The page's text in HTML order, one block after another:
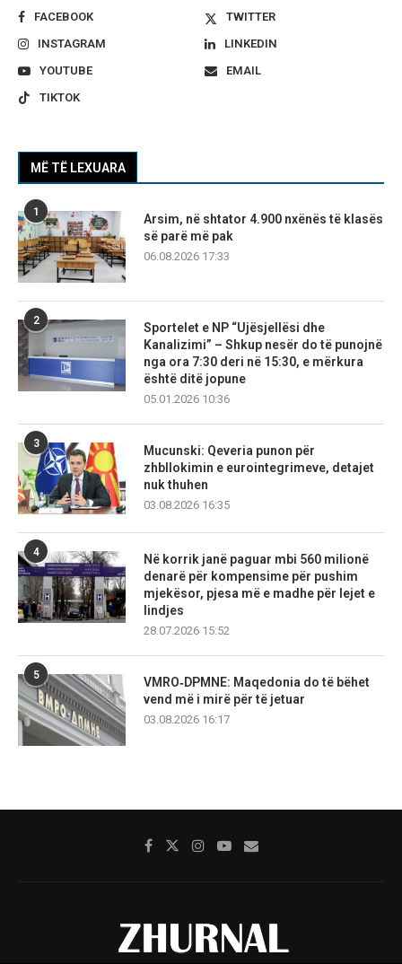
FACEBOOK
TWITTER
INSTAGRAM
LINKEDIN
YOUTUBE
EMAIL
TIKTOK
MË TË LEXUARA
1
Arsim, në shtator 4.900 nxënës të klasës
së parë më pak
06.08.2026 17:33
2
Sportelet e NP “Ujësjellësi dhe
Kanalizimi” – Shkup nesër do të punojnë
nga ora 7:30 deri në 15:30, e mërkura
është ditë jopune
05.01.2026 10:36
3
Mucunski: Qeveria punon për
zhbllokimin e eurointegrimeve, detajet
nuk thuhen
03.08.2026 16:35
4
Në korrik janë paguar mbi 560 milionë
denarë për kompensime për pushim
mjekësor, pjesa më e madhe për lejet e
lindjes
28.07.2026 15:52
5
VMRO‑DPMNE: Maqedonia do të bëhet
vend më i mirë për të jetuar
03.08.2026 16:17